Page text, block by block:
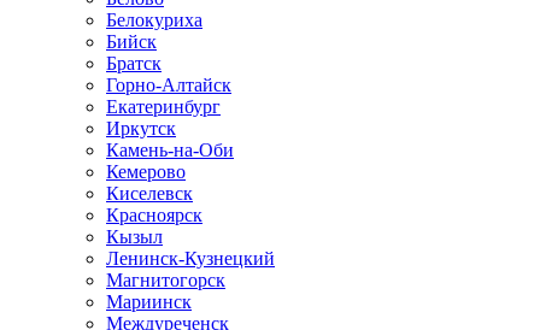
Белокуриха
Бийск
Братск
Горно-Алтайск
Екатеринбург
Иркутск
Камень-на-Оби
Кемерово
Киселевск
Красноярск
Кызыл
Ленинск-Кузнецкий
Магнитогорск
Мариинск
Междуреченск